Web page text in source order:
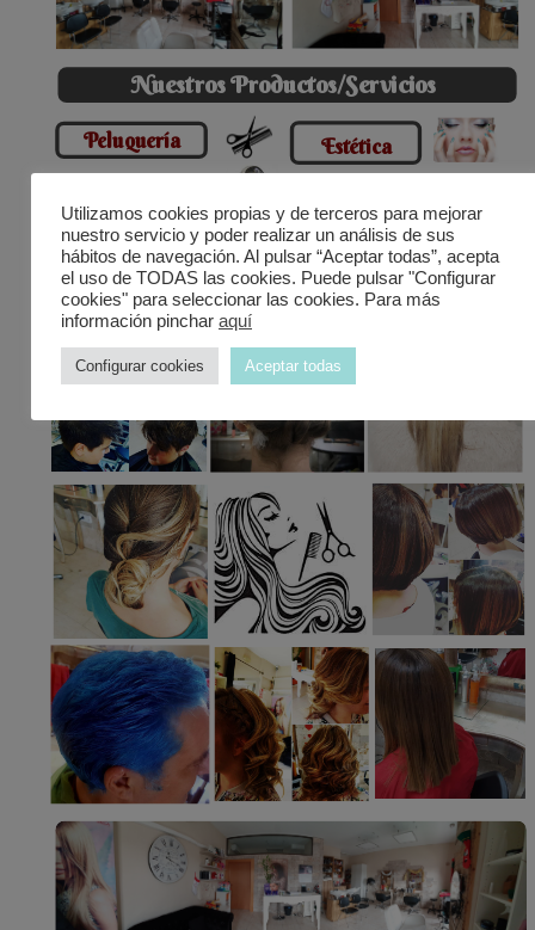
Nuestros Productos/Servicios
Peluquería Estética
normal y semi-permanente.
– Limpiezas faciales simples o con
tratamientos.
– Depilaciones corporales con cera.
– Maquillajes profesional
– Barber Shop.
– Corte y peinado.
– Tinte y mechas.
– Alisado con keratina.
– Arreglos especial novias.
Utilizamos cookies propias y de terceros para mejorar
nuestro servicio y poder realizar un análisis de sus
hábitos de navegación. Al pulsar “Aceptar todas”, acepta
el uso de TODAS las cookies. Puede pulsar "Configurar
cookies" para seleccionar las cookies. Para más
información pinchar aquí
Configurar cookies Aceptar todas